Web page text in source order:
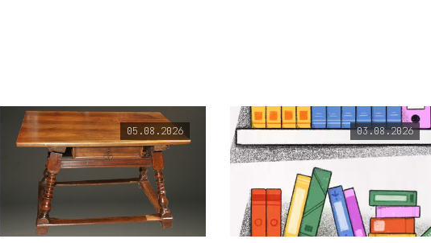
05.08.2026 03.08.2026